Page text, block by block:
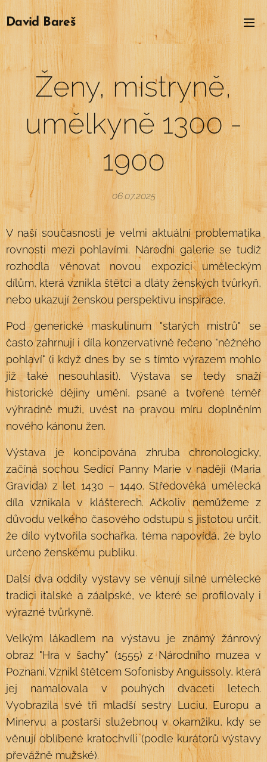
David Bareš
Ženy, mistryně,
umělkyně 1300 -
1900
06.07.2025
V naší současnosti je velmi aktuální problematika
rovnosti mezi pohlavími. Národní galerie se tudíž
rozhodla věnovat novou expozici uměleckým
dílům, která vznikla štětci a dláty ženských tvůrkyň,
nebo ukazují ženskou perspektivu inspirace.
Pod generické maskulinum "starých mistrů" se
často zahrnují i díla konzervativně řečeno "něžného
pohlaví" (i když dnes by se s tímto výrazem mohlo
již také nesouhlasit). Výstava se tedy snaží
historické dějiny umění, psané a tvořené téměř
výhradně muži, uvést na pravou míru doplněním
nového kánonu žen.
Výstava je koncipována zhruba chronologicky,
začíná sochou Sedící Panny Marie v naději (Maria
Gravida) z let 1430 – 1440. Středověká umělecká
díla vznikala v klášterech. Ačkoliv nemůžeme z
důvodu velkého časového odstupu s jistotou určit,
že dílo vytvořila sochařka, téma napovídá, že bylo
určeno ženskému publiku.
Další dva oddíly výstavy se věnují silné umělecké
tradici italské a záalpské, ve které se profilovaly i
výrazné tvůrkyně.
Velkým lákadlem na výstavu je známý žánrový
obraz "Hra v šachy" (1555) z Národního muzea v
Poznani. Vznikl štětcem Sofonisby Anguissoly, která
jej namalovala v pouhých dvaceti letech.
Vyobrazila své tři mladší sestry Luciu, Europu a
Minervu a postarší služebnou v okamžiku, kdy se
věnují oblíbené kratochvíli (podle kurátorů výstavy
převážně mužské).